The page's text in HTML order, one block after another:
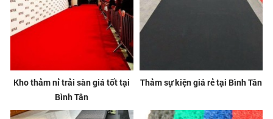
Kho thảm nỉ trải sàn giá tốt tại
Bình Tân
Thảm sự kiện giá rẻ tại Bình Tân